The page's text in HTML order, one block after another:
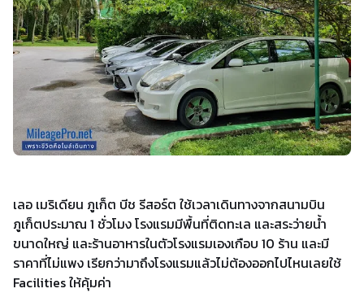
เลอ เมริเดียน ภูเก็ต บีช รีสอร์ต ใช้เวลาเดินทางจากสนามบิน
ภูเก็ตประมาณ 1 ชั่วโมง โรงแรมมีพื้นที่ติดทะเล และสระว่ายน้ำ
ขนาดใหญ่ และร้านอาหารในตัวโรงแรมเองเกือบ 10 ร้าน และมี
ราคาที่ไม่แพง เรียกว่ามาถึงโรงแรมแล้วไม่ต้องออกไปไหนเลยใช้
Facilities ให้คุ้มค่า